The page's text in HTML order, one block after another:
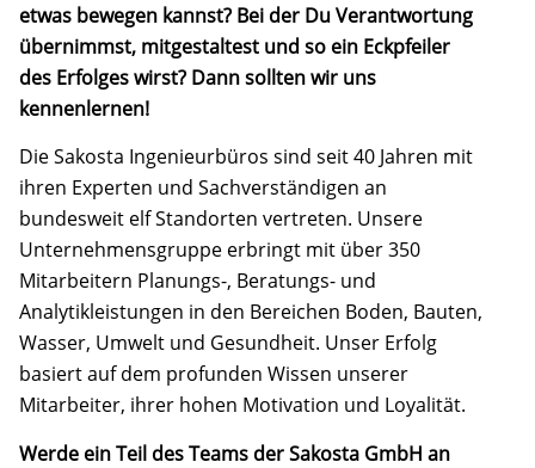
etwas bewegen kannst? Bei der Du Verantwortung
übernimmst, mitgestaltest und so ein Eckpfeiler
des Erfolges wirst? Dann sollten wir uns
kennenlernen!
Die Sakosta Ingenieurbüros sind seit 40 Jahren mit
ihren Experten und Sachverständigen an
bundesweit elf Standorten vertreten. Unsere
Unternehmensgruppe erbringt mit über 350
Mitarbeitern Planungs-, Beratungs- und
Analytikleistungen in den Bereichen Boden, Bauten,
Wasser, Umwelt und Gesundheit. Unser Erfolg
basiert auf dem profunden Wissen unserer
Mitarbeiter, ihrer hohen Motivation und Loyalität.
Werde ein Teil des Teams der Sakosta GmbH an